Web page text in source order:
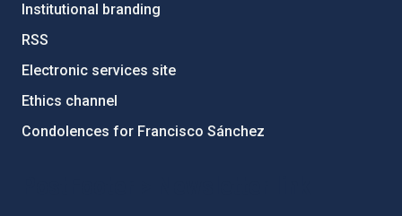
Institutional branding
RSS
Electronic services site
Ethics channel
Condolences for Francisco Sánchez